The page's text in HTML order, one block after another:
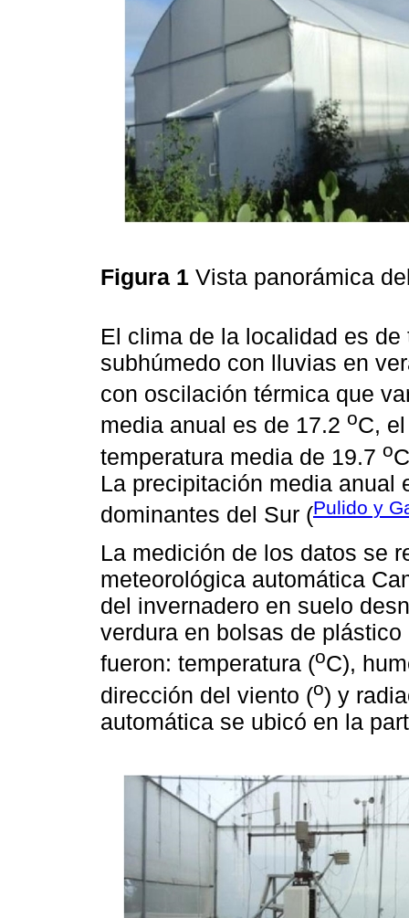
Figura 1 Vista panorámica
El clima de la localidad es de
subhúmedo con lluvias en
con oscilación térmica que
media anual es de 17.2 oC,
temperatura media de 19.7 o
La precipitación media anual
dominantes del Sur (Pulido y
La medición de los datos se
meteorológica automática
del invernadero en suelo
verdura en bolsas de plástico
fueron: temperatura (oC),
dirección del viento (o) y
automática se ubicó en la